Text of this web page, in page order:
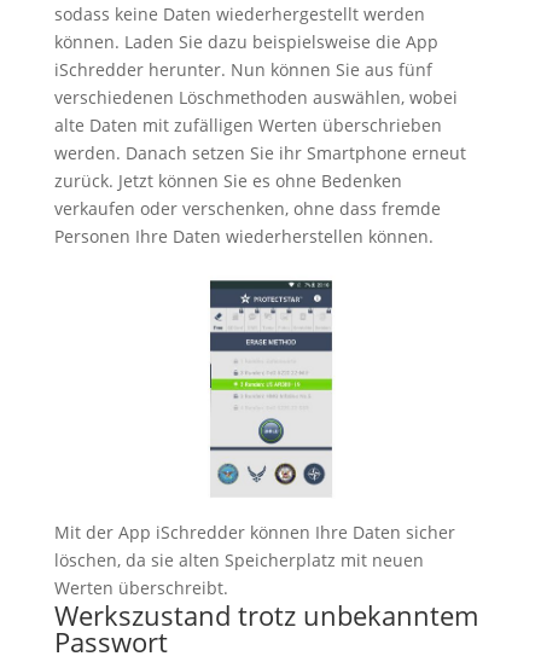
sodass keine Daten wiederhergestellt werden
können. Laden Sie dazu beispielsweise die App
iSchredder herunter. Nun können Sie aus fünf
verschiedenen Löschmethoden auswählen, wobei
alte Daten mit zufälligen Werten überschrieben
werden. Danach setzen Sie ihr Smartphone erneut
zurück. Jetzt können Sie es ohne Bedenken
verkaufen oder verschenken, ohne dass fremde
Personen Ihre Daten wiederherstellen können.
Mit der App iSchredder können Ihre Daten sicher
löschen, da sie alten Speicherplatz mit neuen
Werten überschreibt.
Werkszustand trotz unbekanntem
Passwort